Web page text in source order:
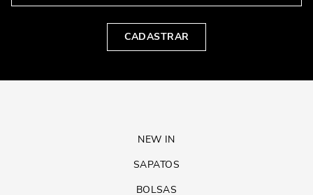
CADASTRAR
NEW IN
SAPATOS
BOLSAS